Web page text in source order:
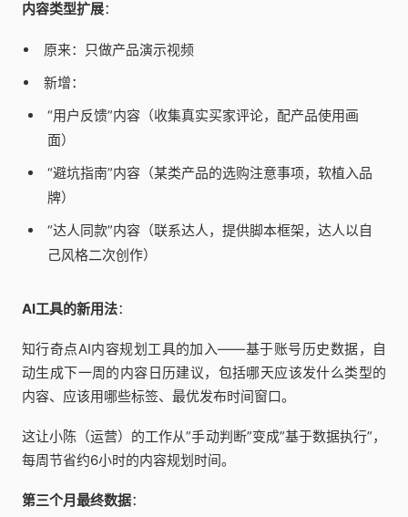
内容类型扩展：
原来：只做产品演示视频
新增：
“用户反馈”内容（收集真实买家评论，配产品使用画
面）
“避坑指南”内容（某类产品的选购注意事项，软植入品
牌）
“达人同款”内容（联系达人，提供脚本框架，达人以自
己风格二次创作）
AI工具的新用法：
知行奇点AI内容规划工具的加入——基于账号历史数据，自
动生成下一周的内容日历建议，包括哪天应该发什么类型的
内容、应该用哪些标签、最优发布时间窗口。
这让小陈（运营）的工作从”手动判断”变成”基于数据执行”，
每周节省约6小时的内容规划时间。
第三个月最终数据：